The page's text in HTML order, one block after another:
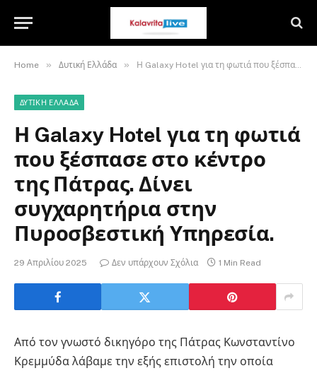
Home » Δυτική Ελλάδα » Η Galaxy Hotel για τη φωτιά που ξέσπασε στο κέντρο της Πάτρας. Δίνει συγχαρητήρια στην Πυροσβεστική Υπηρεσία.
ΔΥΤΙΚΉ ΕΛΛΆΔΑ
Η Galaxy Hotel για τη φωτιά
που ξέσπασε στο κέντρο
της Πάτρας. Δίνει
συγχαρητήρια στην
Πυροσβεστική Υπηρεσία.
29 Απριλίου 2025 Δεν υπάρχουν Σχόλια 1 Min Read
Από τον γνωστό δικηγόρο της Πάτρας Κωνσταντίνο
Κρεμμύδα λάβαμε την εξής επιστολή την οποία